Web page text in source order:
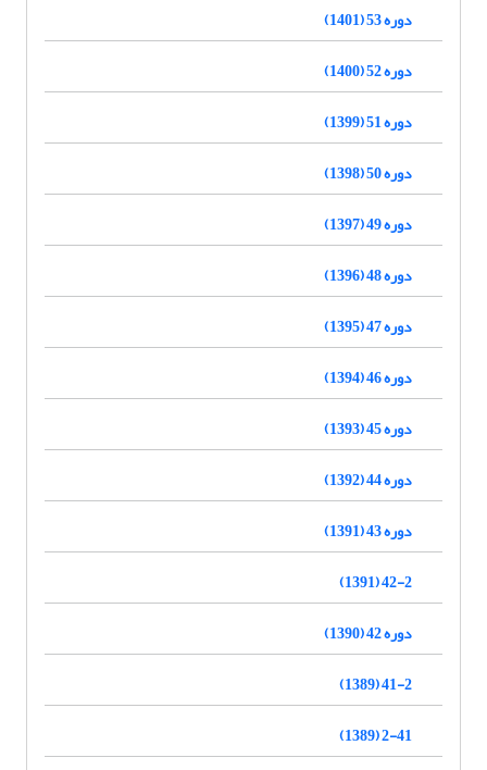
دوره 53 (1401)
دوره 52 (1400)
دوره 51 (1399)
دوره 50 (1398)
دوره 49 (1397)
دوره 48 (1396)
دوره 47 (1395)
دوره 46 (1394)
دوره 45 (1393)
دوره 44 (1392)
دوره 43 (1391)
42-2 (1391)
دوره 42 (1390)
41-2 (1389)
2-41 (1389)